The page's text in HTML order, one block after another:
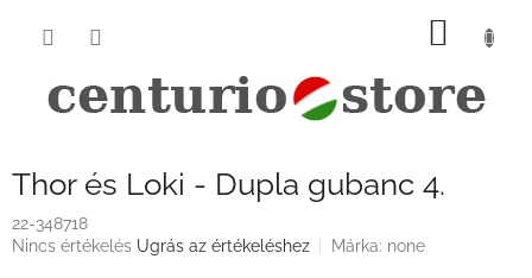
KOSÁR
Thor és Loki - Dupla gubanc 4.
22-348718
A
Nincs értékelés Ugrás az értékeléshez Márka: none